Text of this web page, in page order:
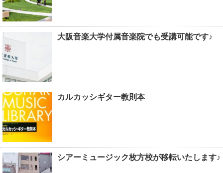
大阪音楽大学付属音楽院でも受講可能です♪
カルカッシギター教則本
シアーミュージック枚方校が移転いたします♪